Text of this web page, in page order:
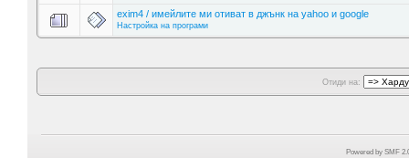
exim4 / имейлите ми отиват в джънк на yahoo и google
Настройка на програми
Отиди на:
Powered by SMF